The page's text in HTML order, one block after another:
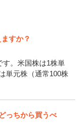
すか？
す。米国株は1株単
単元株（通常100株
っちから買うべ